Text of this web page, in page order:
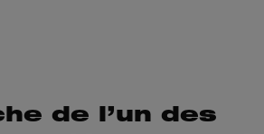
de l’un des